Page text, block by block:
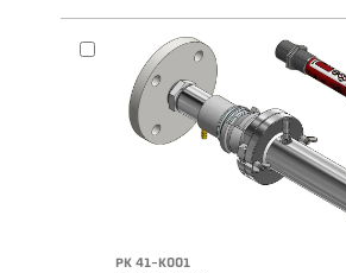
PK 41-K001